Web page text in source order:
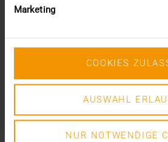
Marketing
COOKIES
AUSWAHL
NUR NOTWENDIGE
domaine de la santé sont
VISUS HEALTH IT